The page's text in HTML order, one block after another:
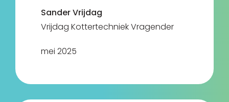
Sander Vrijdag
Vrijdag Kottertechniek Vragender
mei 2025